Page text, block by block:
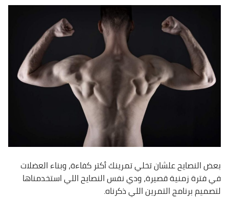
بعض النصايح علشان تخلي تمرينك أكتر كفاءة، وبناء العضلات
في فترة زمنية قصيرة، ودي نفس النصايح اللي استخدمناها
لتصميم برنامج التمرين اللي ذكرناه.